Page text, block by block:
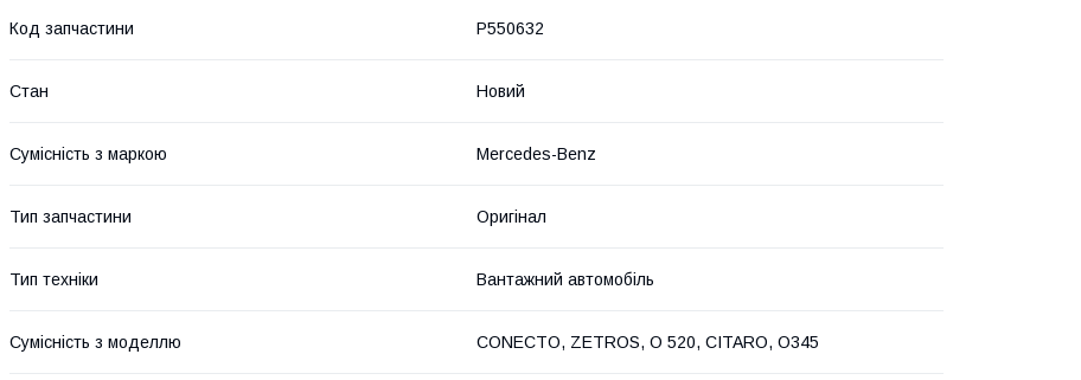
Код запчастини P550632
Стан Новий
Сумісність з маркою Mercedes-Benz
Тип запчастини Оригінал
Тип техніки Вантажний автомобіль
Сумісність з моделлю CONECTO, ZETROS, O 520, CITARO, O345